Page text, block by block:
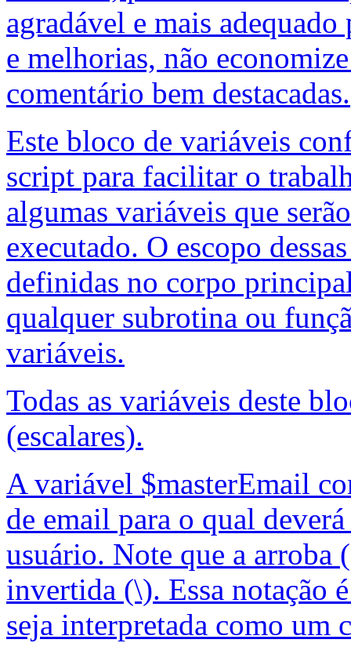
agradável e mais
e melhorias, não
comentário bem destacadas.
Este bloco de variáveis
script para facilitar o
algumas variáveis que
executado. O escopo
definidas no corpo
qualquer subrotina ou
variáveis.
Todas as variáveis deste
(escalares).
A variável $masterEmail
de email para o qual
usuário. Note que a arroba
invertida (\). Essa notação
seja interpretada como um